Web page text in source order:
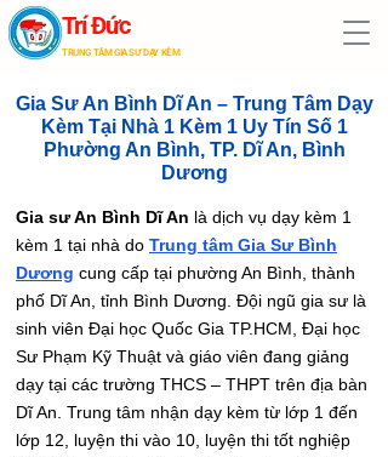
Trí Đức
TRUNG TÂM GIA SƯ DẠY KÈM
Gia Sư An Bình Dĩ An – Trung Tâm Dạy
Kèm Tại Nhà 1 Kèm 1 Uy Tín Số 1
Phường An Bình, TP. Dĩ An, Bình
Dương
Gia sư An Bình Dĩ An là dịch vụ dạy kèm 1
kèm 1 tại nhà do Trung tâm Gia Sư Bình
Dương cung cấp tại phường An Bình, thành
phố Dĩ An, tỉnh Bình Dương. Đội ngũ gia sư là
sinh viên Đại học Quốc Gia TP.HCM, Đại học
Sư Phạm Kỹ Thuật và giáo viên đang giảng
dạy tại các trường THCS – THPT trên địa bàn
Dĩ An. Trung tâm nhận dạy kèm từ lớp 1 đến
lớp 12, luyện thi vào 10, luyện thi tốt nghiệp